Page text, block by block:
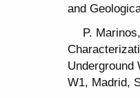
and
P.
Underground
W1, Madrid,